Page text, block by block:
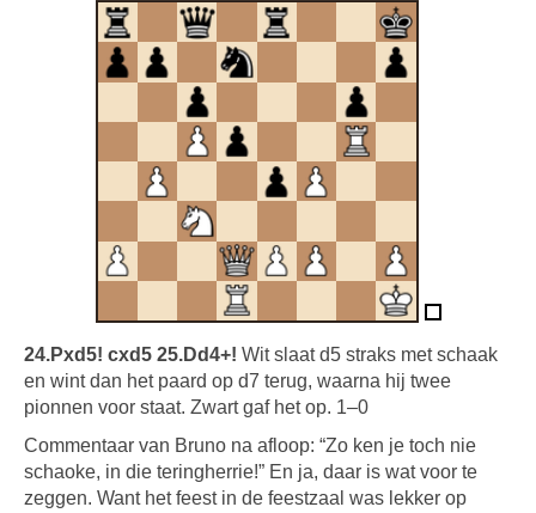
24.Pxd5! cxd5 25.Dd4+! Wit slaat d5 straks met schaak
en wint dan het paard op d7 terug, waarna hij twee
pionnen voor staat. Zwart gaf het op. 1–0
Commentaar van Bruno na afloop: “Zo ken je toch nie
schaoke, in die teringherrie!” En ja, daar is wat voor te
zeggen. Want het feest in de feestzaal was lekker op